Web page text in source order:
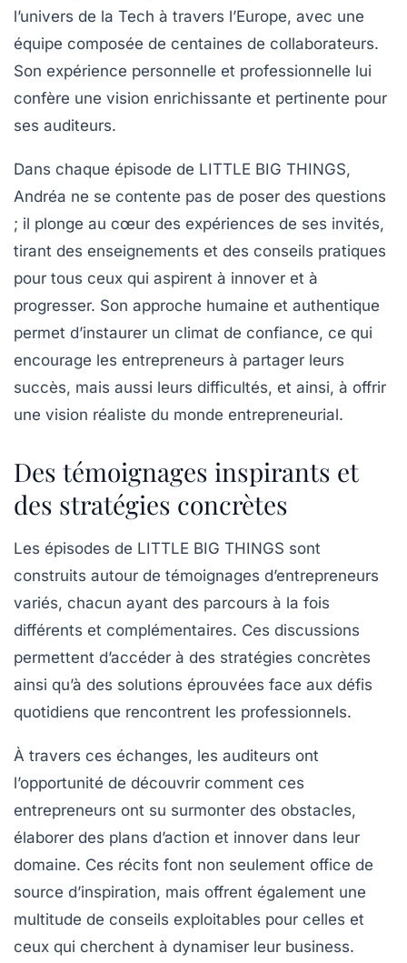
l’univers de la Tech à travers l’Europe, avec une
équipe composée de centaines de collaborateurs.
Son expérience personnelle et professionnelle lui
confère une vision enrichissante et pertinente pour
ses auditeurs.
Dans chaque épisode de LITTLE BIG THINGS,
Andréa ne se contente pas de poser des questions
; il plonge au cœur des expériences de ses invités,
tirant des enseignements et des conseils pratiques
pour tous ceux qui aspirent à innover et à
progresser. Son approche humaine et authentique
permet d’instaurer un climat de confiance, ce qui
encourage les entrepreneurs à partager leurs
succès, mais aussi leurs difficultés, et ainsi, à offrir
une vision réaliste du monde entrepreneurial.
Des témoignages inspirants et
des stratégies concrètes
Les épisodes de LITTLE BIG THINGS sont
construits autour de témoignages d’entrepreneurs
variés, chacun ayant des parcours à la fois
différents et complémentaires. Ces discussions
permettent d’accéder à des stratégies concrètes
ainsi qu’à des solutions éprouvées face aux défis
quotidiens que rencontrent les professionnels.
À travers ces échanges, les auditeurs ont
l’opportunité de découvrir comment ces
entrepreneurs ont su surmonter des obstacles,
élaborer des plans d’action et innover dans leur
domaine. Ces récits font non seulement office de
source d’inspiration, mais offrent également une
multitude de conseils exploitables pour celles et
ceux qui cherchent à dynamiser leur business.